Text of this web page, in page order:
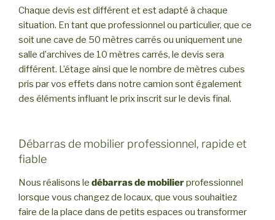
Chaque devis est différent et est adapté à chaque
situation. En tant que professionnel ou particulier, que ce
soit une cave de 50 mètres carrés ou uniquement une
salle d’archives de 10 mètres carrés, le devis sera
différent. L’étage ainsi que le nombre de mètres cubes
pris par vos effets dans notre camion sont également
des éléments influant le prix inscrit sur le devis final.
Débarras de mobilier professionnel, rapide et
fiable
Nous réalisons le débarras de mobilierprofessionnel
lorsque vous changez de locaux, que vous souhaitiez
faire de la place dans de petits espaces ou transformer